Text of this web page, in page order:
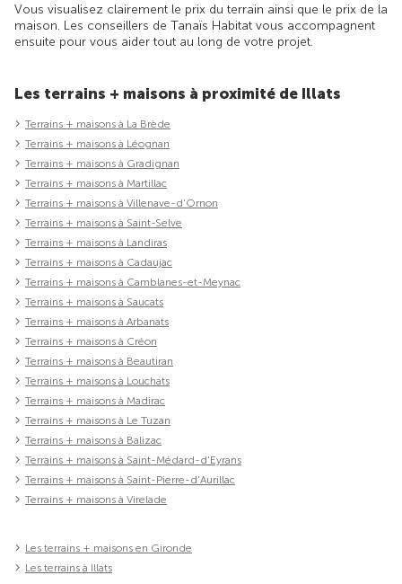
Vous visualisez clairement le prix du terrain ainsi que le prix de la
maison. Les conseillers de Tanaïs Habitat vous accompagnent
ensuite pour vous aider tout au long de votre projet.
Les terrains + maisons à proximité de Illats
Terrains + maisons à La Brède
Terrains + maisons à Léognan
Terrains + maisons à Gradignan
Terrains + maisons à Martillac
Terrains + maisons à Villenave-d'Ornon
Terrains + maisons à Saint-Selve
Terrains + maisons à Landiras
Terrains + maisons à Cadaujac
Terrains + maisons à Camblanes-et-Meynac
Terrains + maisons à Saucats
Terrains + maisons à Arbanats
Terrains + maisons à Créon
Terrains + maisons à Beautiran
Terrains + maisons à Louchats
Terrains + maisons à Madirac
Terrains + maisons à Le Tuzan
Terrains + maisons à Balizac
Terrains + maisons à Saint-Médard-d'Eyrans
Terrains + maisons à Saint-Pierre-d'Aurillac
Terrains + maisons à Virelade
Les terrains + maisons en Gironde
Les terrains à Illats